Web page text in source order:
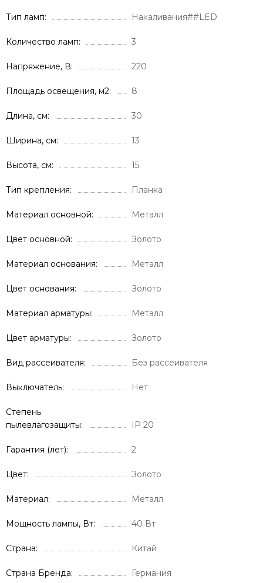
Тип ламп Накаливания##LED
Количество ламп 3
Напряжение, В 220
Площадь освещения, м2 8
Длина, см 30
Ширина, см 13
Высота, см 15
Тип крепления Планка
Материал основной Металл
Цвет основной Золото
Материал основания Металл
Цвет основания Золото
Материал арматуры Металл
Цвет арматуры Золото
Вид рассеивателя Без рассеивателя
Выключатель Нет
Степень
пылевлагозащиты
IP 20
Гарантия (лет) 2
Цвет Золото
Материал Металл
Мощность лампы, Вт 40 Вт
Страна Китай
Страна Бренда Германия